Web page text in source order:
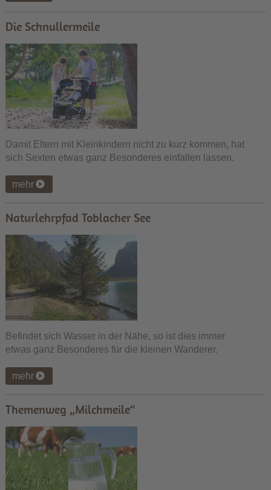
Die Schnullermeile
Damit Eltern mit Kleinkindern nicht zu kurz kommen, hat
sich Sexten etwas ganz Besonderes einfallen lassen.
mehr
Naturlehrpfad Toblacher See
Befindet sich Wasser in der Nähe, so ist dies immer
etwas ganz Besonderes für die kleinen Wanderer.
mehr
Themenweg „Milchmeile“